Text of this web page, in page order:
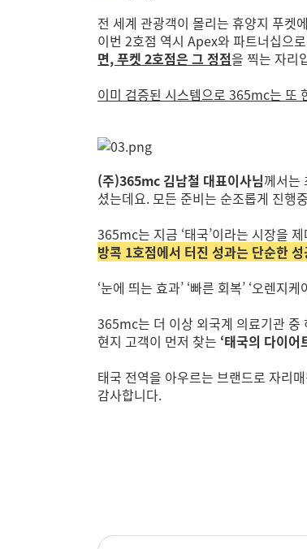
전 세계 관광객이 몰리는 휴양지 푸
이번 2호점 역시 Apex와 파트너십으
면, 푸켓 2호점은 그 정점을 찍는 자리
이미 검증된 시스템으로 365mc는 또
(주)365mc 김남철 대표이사님께서는
셨는데요. 모든 준비는 순조롭게 진행
365mc는 지금 ‘태국’이라는 시장을
방콕 1호점에서 터진 성과는 단순한
‘눈에 띄는 효과’ ‘빠른 회복’ ‘오렌
365mc는 더 이상 외국계 의료기관 중
현지 고객이 먼저 찾는 ‘태국의 다이어
태국 전역을 아우르는 브랜드로 자리
감사합니다.